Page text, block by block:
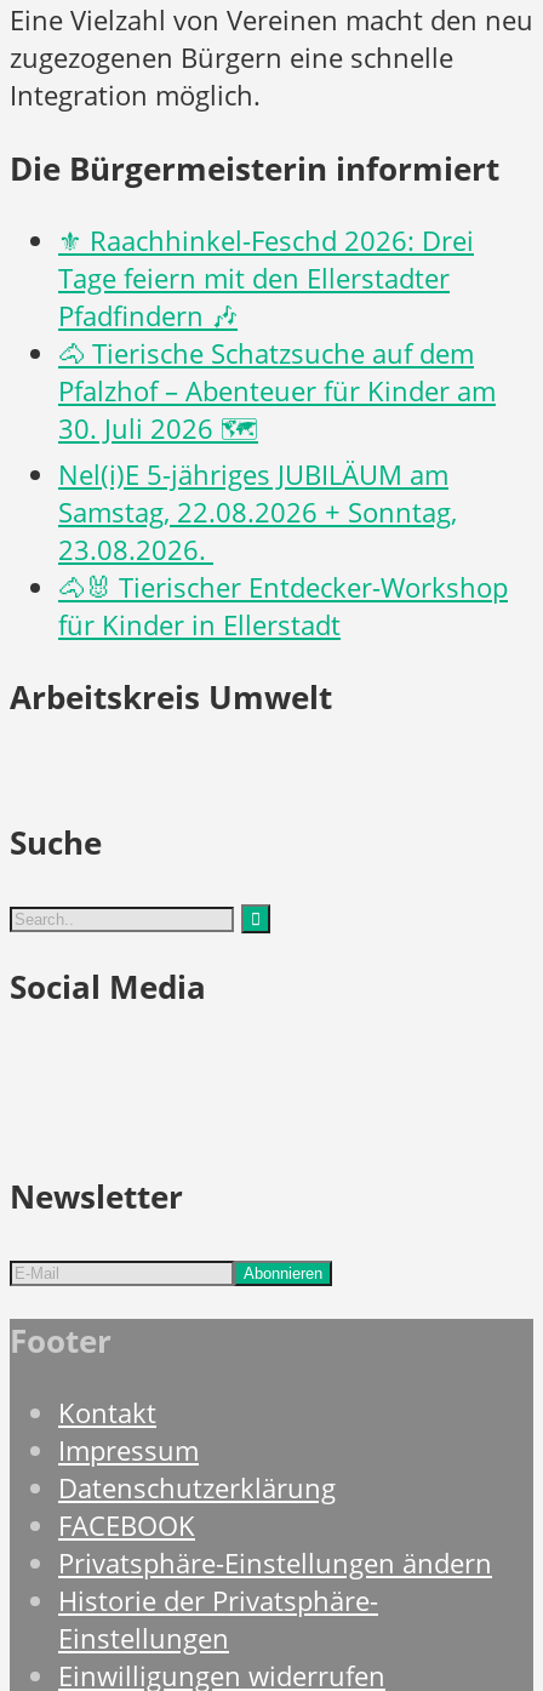
Eine Vielzahl von Vereinen macht den neu
zugezogenen Bürgern eine schnelle
Integration möglich.
Die Bürgermeisterin informiert
⚜️ Raachhinkel-Feschd 2026: Drei
Tage feiern mit den Ellerstadter
Pfadfindern 🎶
🐴 Tierische Schatzsuche auf dem
Pfalzhof – Abenteuer für Kinder am
30. Juli 2026 🗺️
Nel(i)E 5-jähriges JUBILÄUM am
Samstag, 22.08.2026 + Sonntag,
23.08.2026.
🐴🐰 Tierischer Entdecker-Workshop
für Kinder in Ellerstadt
Arbeitskreis Umwelt
Suche
Social Media
Newsletter
Footer
Kontakt
Impressum
Datenschutzerklärung
FACEBOOK
Privatsphäre-Einstellungen ändern
Historie der Privatsphäre-
Einstellungen
Einwilligungen widerrufen